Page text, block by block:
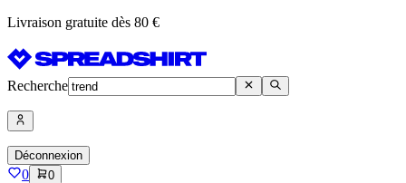
Livraison gratuite dès 80 €
Recherche
Déconnexion
0 0